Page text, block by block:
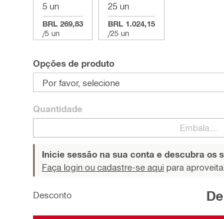
5 un
BRL 269,83
/5 un
25 un
BRL 1.024,15
/25 un
Opções de produto
Por favor, selecione
Quantidade
Inicie sessão na sua conta e descubra os
Faça login ou cadastre-se aqui para
Desconto